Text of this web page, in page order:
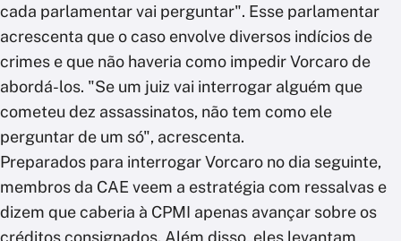
cada parlamentar vai perguntar". Esse parlamentar
acrescenta que o caso envolve diversos indícios de
crimes e que não haveria como impedir Vorcaro de
abordá-los. "Se um juiz vai interrogar alguém que
cometeu dez assassinatos, não tem como ele
perguntar de um só", acrescenta.
Preparados para interrogar Vorcaro no dia seguinte,
membros da CAE veem a estratégia com ressalvas e
dizem que caberia à CPMI apenas avançar sobre os
créditos consignados. Além disso, eles levantam